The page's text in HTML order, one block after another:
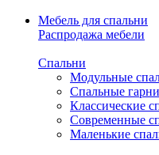
Мебель для спальни
Распродажа мебели
Спальни
Модульные
Спальные
Классические
Современные
Маленькие